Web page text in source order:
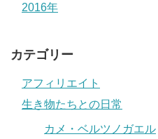
2016年
カテゴリー
アフィリエイト
生き物たちとの日常
カメ・ベルツノガエル